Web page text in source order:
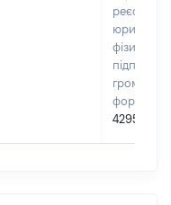
реєстрі
фізичних
42951184